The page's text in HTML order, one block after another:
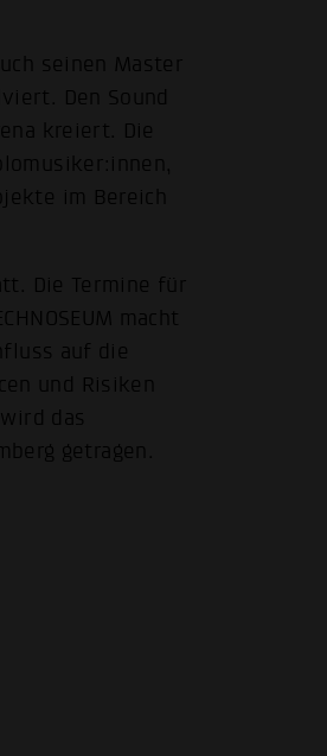
seinen Master
Den Sound
kreiert. Die
im Bereich
Die Termine für
macht
auf die
und Risiken
das
getragen.